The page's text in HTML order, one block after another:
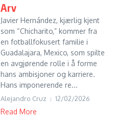
Arv
Javier Hernández, kjærlig kjent
som “Chicharito,” kommer fra
en fotballfokusert familie i
Guadalajara, Mexico, som spilte
en avgjørende rolle i å forme
hans ambisjoner og karriere.
Hans imponerende re...
Alejandro Cruz 12/02/2026
Read More